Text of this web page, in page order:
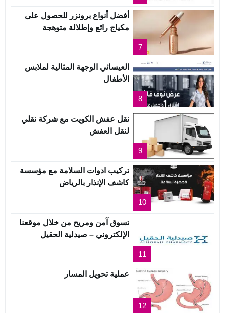
7
أفضل أنواع برونزر للحصول على
مكياج رائع وإطلالة متوهجة
8
العيسائي الوجهة المثالية لملابس
الأطفال
9
نقل عفش الكويت مع شركة نقلي
لنقل العفش
10
تركيب ادوات السلامة مع مؤسسة
كاشف الإنذار بالرياض
11
تسوق آمن ومريح من خلال موقعنا
الإلكتروني – صيدلية الحقيل
12
عملية تحويل المسار